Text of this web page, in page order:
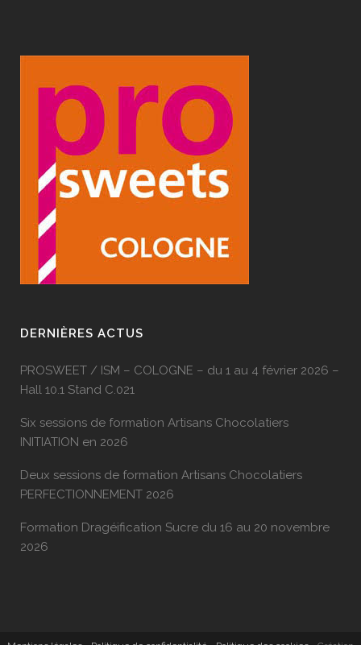
DERNIÈRES ACTUS
PROSWEET / ISM – COLOGNE – du 1 au 4 février 2026 –
Hall 10.1 Stand C.021
Six sessions de formation Artisans Chocolatiers
INITIATION en 2026
Deux sessions de formation Artisans Chocolatiers
PERFECTIONNEMENT 2026
Formation Dragéification Sucre du 16 au 20 novembre
2026